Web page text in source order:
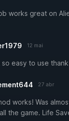
works great on
12 mai
easy to use
27 abr
works! Was
the game. Life